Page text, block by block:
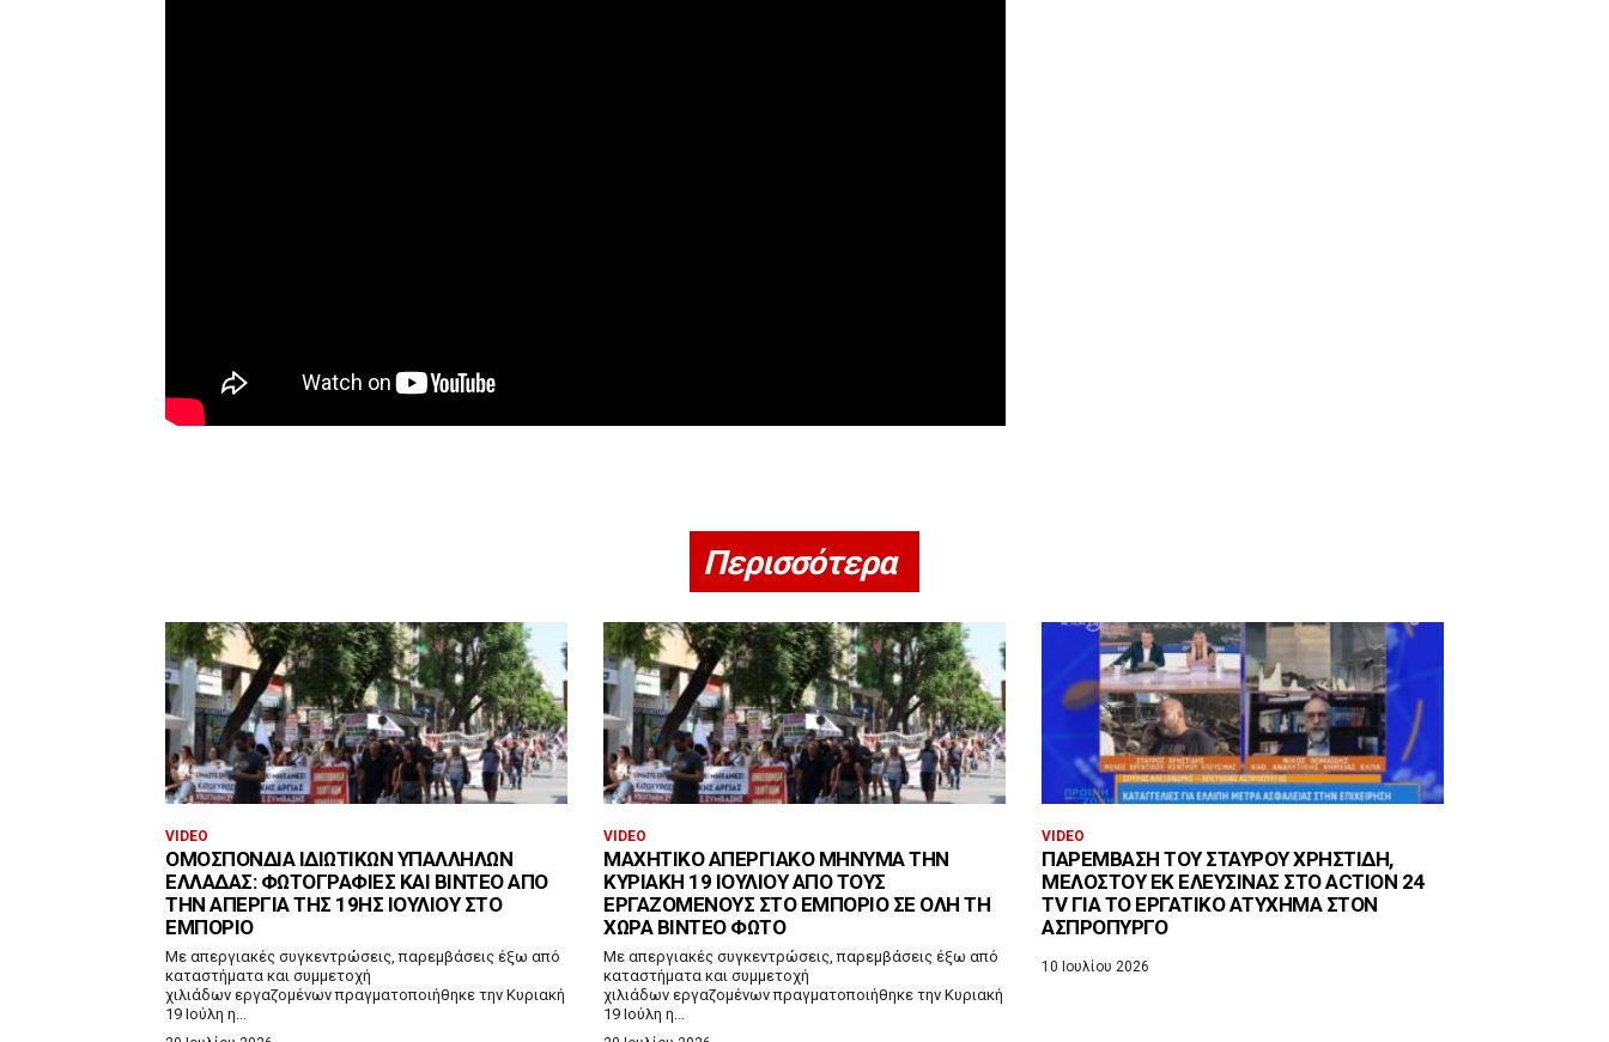
Περισσότερα
VIDEO
ΟΜΟΣΠΟΝΔΊΑ ΙΔΙΩΤΙΚΏΝ ΥΠΑΛΛΉΛΩΝ
ΕΛΛΆΔΑΣ: ΦΩΤΟΓΡΑΦΊΕΣ ΚΑΙ ΒΊΝΤΕΟ ΑΠΌ
ΤΗΝ ΑΠΕΡΓΊΑ ΤΗΣ 19ΗΣ ΙΟΥΛΊΟΥ ΣΤΟ
ΕΜΠΌΡΙΟ
Με απεργιακές συγκεντρώσεις, παρεμβάσεις έξω από
καταστήματα και συμμετοχή
χιλιάδων εργαζομένων πραγματοποιήθηκε την Κυριακή
19 Ιούλη η...
VIDEO
ΜΑΧΗΤΙΚΌ ΑΠΕΡΓΙΑΚΌ ΜΉΝΥΜΑ ΤΗΝ
ΚΥΡΙΑΚΉ 19 ΙΟΥΛΊΟΥ ΑΠΌ ΤΟΥΣ
ΕΡΓΑΖΌΜΕΝΟΥΣ ΣΤΟ ΕΜΠΌΡΙΟ ΣΕ ΌΛΗ ΤΗ
ΧΏΡΑ ΒΙΝΤΕΟ ΦΩΤΟ
Με απεργιακές συγκεντρώσεις, παρεμβάσεις έξω από
καταστήματα και συμμετοχή
χιλιάδων εργαζομένων πραγματοποιήθηκε την Κυριακή
19 Ιούλη η...
VIDEO
ΠΑΡΈΜΒΑΣΗ ΤΟΥ ΣΤΑΎΡΟΥ ΧΡΗΣΤΊΔΗ,
ΜΈΛΟΣΤΟΥ ΕΚ ΕΛΕΥΣΊΝΑΣ ΣΤΟ ACTION 24
TV ΓΙΑ ΤΟ ΕΡΓΑΤΙΚΌ ΑΤΎΧΗΜΑ ΣΤΟΝ
ΑΣΠΡΌΠΥΡΓΟ
10 Ιουλίου 2026